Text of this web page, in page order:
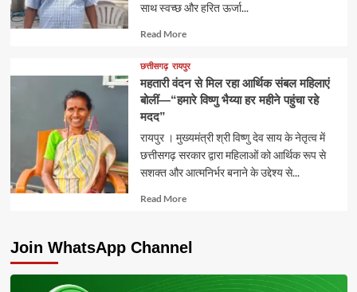
साथ स्वच्छ और हरित ऊर्जा...
Read MoreRead
about
छत्तीसगढ़ रायपुर
महतारी वंदन से मिल रहा आर्थिक संबल महिलाएं
बोलीं—“हमारे विष्णु भैय्या हर महीने पहुंचा रहे
मदद”
रायपुर । मुख्यमंत्री श्री विष्णु देव साय के नेतृत्व में
छत्तीसगढ़ सरकार द्वारा महिलाओं को आर्थिक रूप से
सशक्त और आत्मनिर्भर बनाने के उद्देश्य से...
Read MoreRead
Join WhatsApp Channel